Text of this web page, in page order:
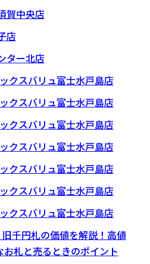
賀中央店
店
ター北店
クスバリュ富士水戸島店
クスバリュ富士水戸島店
クスバリュ富士水戸島店
クスバリュ富士水戸島店
クスバリュ富士水戸島店
クスバリュ富士水戸島店
クスバリュ富士水戸島店
旧千円札の価値を解説！高値
お札と売るときのポイント